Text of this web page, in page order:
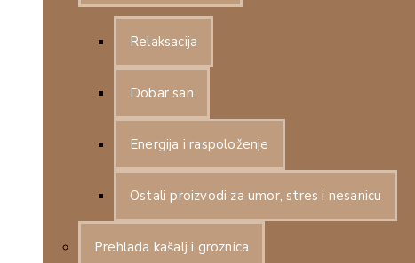
Relaksacija
Dobar san
Energija i raspoloženje
Ostali proizvodi za umor, stres i nesanicu
Prehlada kašalj i groznica